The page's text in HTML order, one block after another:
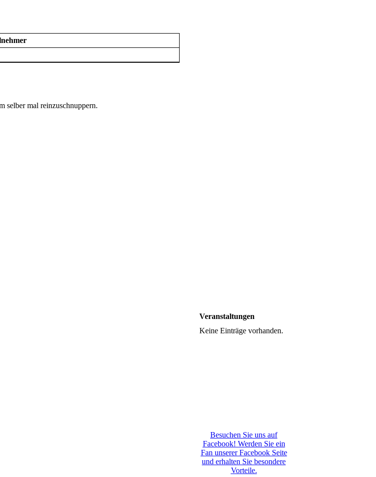
selber mal reinzuschnuppern.
Veranstaltungen
Keine Einträge vorhanden.
Besuchen Sie uns auf
Facebook! Werden Sie ein
Fan unserer Facebook Seite
und erhalten Sie besondere
Vorteile.